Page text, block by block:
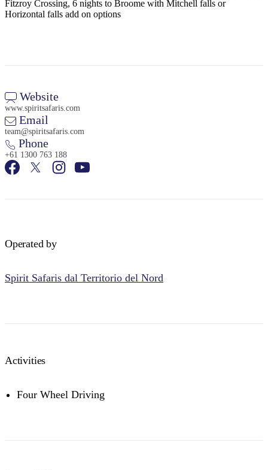
Sign
Fitzroy Crossing, 6 nights to Broome with Mitchell falls or
Horizontal falls add on options
Website
www.spiritsafaris.com
Email
team@spiritsafaris.com
Phone
+61 1300 763 188
Operated by
Spirit Safaris dal Territorio del Nord
Activities
Four Wheel Driving